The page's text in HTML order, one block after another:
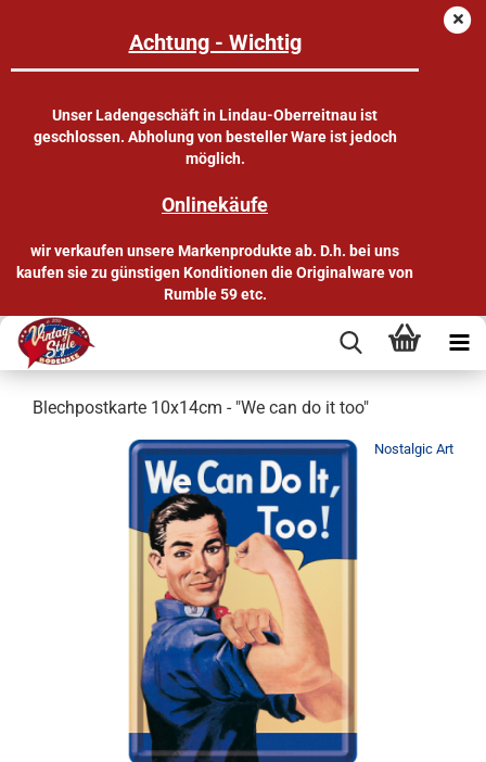
Achtung - Wichtig
Unser Ladengeschäft in Lindau-Oberreitnau ist
geschlossen. Abholung von besteller Ware ist jedoch
möglich.
Onlinekäufe
wir verkaufen unsere Markenprodukte ab. D.h. bei uns
kaufen sie zu günstigen Konditionen die Originalware von
Rumble 59 etc.
Blechpostkarte 10x14cm - "We can do it too"
Nostalgic Art